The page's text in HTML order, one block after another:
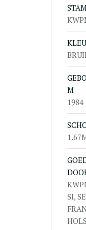
M
1984
SI,